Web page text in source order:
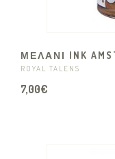
ΜΕΛΑΝΙ INK
ROYAL TALENS
7,00€